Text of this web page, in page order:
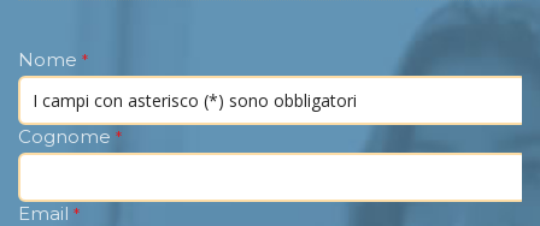
Nome *
Cognome *
Email *